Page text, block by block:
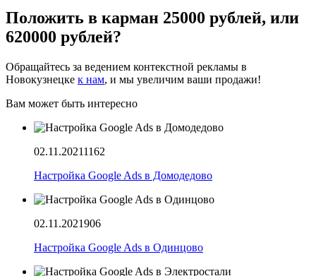
Положить в карман 25000 рублей, или
620000 рублей?
Обращайтесь за ведением контекстной рекламы в
Новокузнецке к нам, и мы увеличим ваши продажи!
Вам может быть интересно
02.11.20211162
Настройка Google Ads в Домодедово
02.11.2021906
Настройка Google Ads в Одинцово